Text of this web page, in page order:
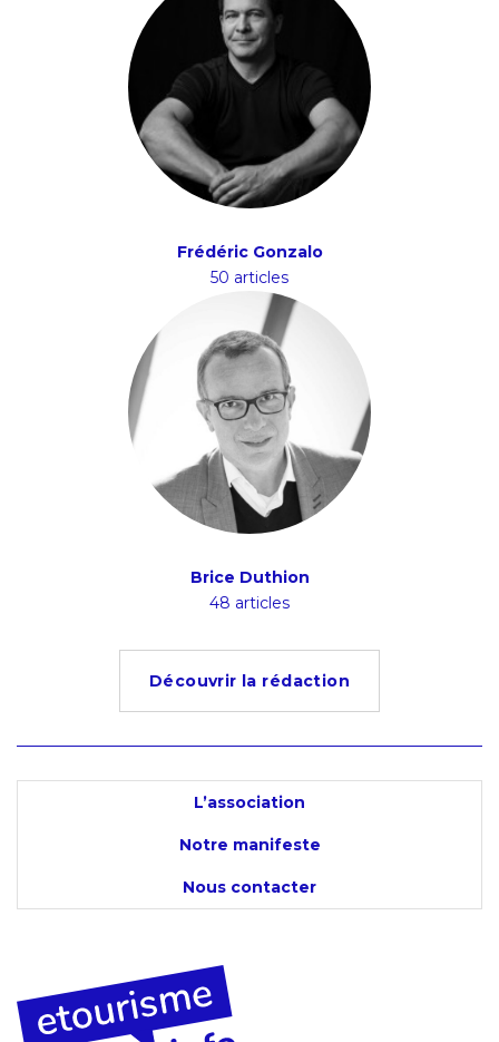
Frédéric Gonzalo
50 articles
Brice Duthion
48 articles
Découvrir la rédaction
L’association
Notre manifeste
Nous contacter